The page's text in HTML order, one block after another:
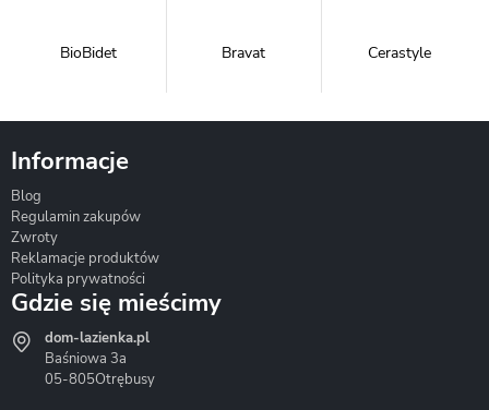
BioBidet Bravat Cerastyle
Hydrostop
Informacje
Blog
Regulamin zakupów
Zwroty
Reklamacje produktów
Polityka prywatności
Gdzie się mieścimy
dom-lazienka.pl
Baśniowa 3a
05-805Otrębusy